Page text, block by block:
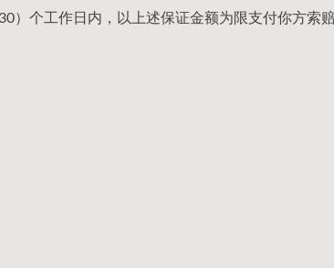
个工作日内，以上述保证金额为限支付你方索赔